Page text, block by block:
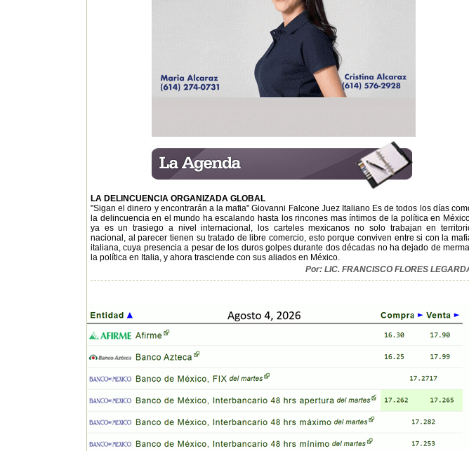
LA DELINCUENCIA ORGANIZADA GLOBAL
"Sigan el dinero y encontrarán a la mafia" Giovanni Falcone Juez Italiano Es de todos los días
la delincuencia en el mundo ha escalando hasta los rincones mas íntimos de la política en
ya es un trasiego a nivel internacional, los carteles mexicanos no solo trabajan en
nacional, al parecer tienen su tratado de libre comercio, esto porque conviven entre si con la
italiana, cuya presencia a pesar de los duros golpes durante dos décadas no ha dejado de
la política en Italia, y ahora trasciende con sus aliados en México.
Por: LIC. FRANCISCO FLORES